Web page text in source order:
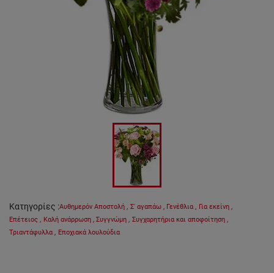
Κατηγορίες :Αυθημερόν Αποστολή , Σ' αγαπάω , Γενέθλια , Για εκείνη ,
Επέτειος , Καλή ανάρρωση , Συγγνώμη , Συγχαρητήρια και αποφοίτηση ,
Τριαντάφυλλα , Εποχιακά λουλούδια